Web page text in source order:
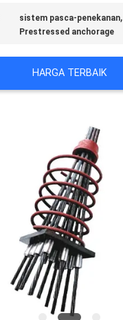
sistem pasca-penekanan,
Prestressed anchorage
HARGA TERBAIK